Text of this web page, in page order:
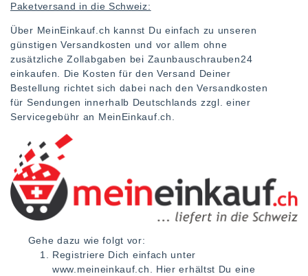
Paketversand in die Schweiz:
Über MeinEinkauf.ch kannst Du einfach zu unseren
günstigen Versandkosten und vor allem ohne
zusätzliche Zollabgaben bei Zaunbauschrauben24
einkaufen. Die Kosten für den Versand Deiner
Bestellung richtet sich dabei nach denVersandkosten
für Sendungen innerhalb Deutschlands zzgl. einer
Servicegebühr an MeinEinkauf.ch.
Gehe dazu wie folgt vor:
Registriere Dich einfach unter
www.meineinkauf.ch. Hier erhältst Du eine